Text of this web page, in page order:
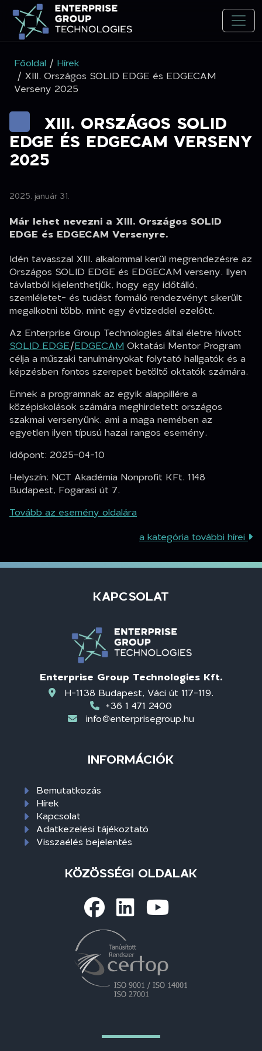
Főoldal / Hírek
/ XIII. Országos SOLID EDGE és EDGECAM
Verseny 2025
XIII. ORSZÁGOS SOLID
EDGE ÉS EDGECAM VERSENY
2025
2025. január 31.
Már lehet nevezni a XIII. Országos SOLID
EDGE és EDGECAM Versenyre.
Idén tavasszal XIII. alkalommal kerül megrendezésre az
Országos SOLID EDGE és EDGECAM verseny. Ilyen
távlatból kijelenthetjük, hogy egy időtálló,
szemléletet- és tudást formáló rendezvényt sikerült
megalkotni több, mint egy évtizeddel ezelőtt.
Az Enterprise Group Technologies által életre hívott
SOLID EDGE/EDGECAMOktatási Mentor Program
célja a műszaki tanulmányokat folytató hallgatók és a
képzésben fontos szerepet betöltő oktatók számára.
Ennek a programnak az egyik alappillére a
középiskolások számára meghirdetett országos
szakmai versenyünk, ami a maga nemében az
egyetlen ilyen típusú hazai rangos esemény.
Időpont: 2025-04-10
Helyszín: NCT Akadémia Nonprofit KFt. 1148
Budapest, Fogarasi út 7.
Tovább az esemény oldalára
a kategória további hírei
KAPCSOLAT
Enterprise Group Technologies Kft.
H-1138 Budapest, Váci út 117-119.
+36 1 471 2400
info@enterprisegroup.hu
INFORMÁCIÓK
Bemutatkozás
Hírek
Kapcsolat
Adatkezelési tájékoztató
Visszaélés bejelentés
KÖZÖSSÉGI OLDALAK